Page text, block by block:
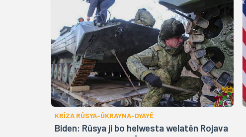
KRÎZA RÛSYA-ÛKRAYNA-DYAYÊ
Biden: Rûsya ji bo helwesta welatên Rojava